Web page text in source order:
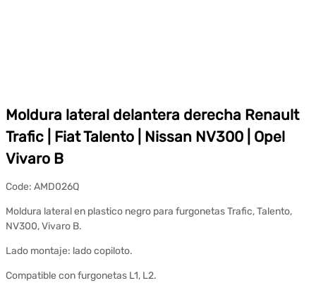
Moldura lateral delantera derecha Renault
Trafic | Fiat Talento | Nissan NV300 | Opel
Vivaro B
Code: AMD026Q
Moldura lateral en plastico negro para furgonetas Trafic, Talento,
NV300, Vivaro B.
Lado montaje: lado copiloto.
Compatible con furgonetas L1, L2.